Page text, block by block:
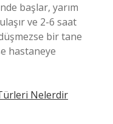
başlar, yarım
ve 2-6 saat
bir tane
hastaneye
Nelerdir